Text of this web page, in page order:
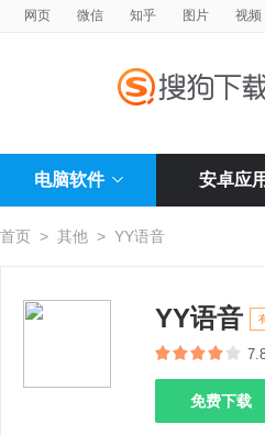
网页 微信 知乎 图片 视频
电脑软件 安卓应用
首页 > 其他 > YY语音
YY语音
免费下载